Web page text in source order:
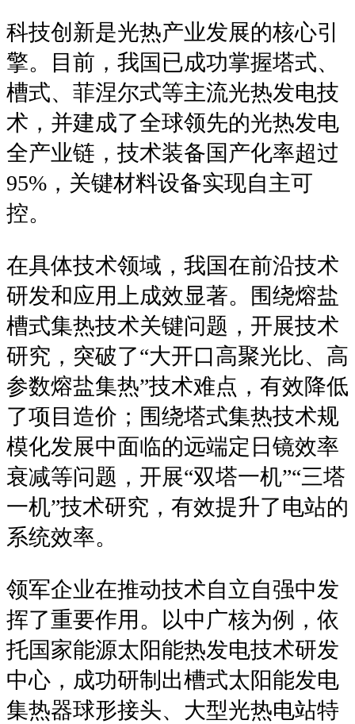
科技创新是光热产业发展的核心引
擎。目前，我国已成功掌握塔式、
槽式、菲涅尔式等主流光热发电技
术，并建成了全球领先的光热发电
全产业链，技术装备国产化率超过
95%，关键材料设备实现自主可
控。
在具体技术领域，我国在前沿技术
研发和应用上成效显著。围绕熔盐
槽式集热技术关键问题，开展技术
研究，突破了“大开口高聚光比、高
参数熔盐集热”技术难点，有效降低
了项目造价；围绕塔式集热技术规
模化发展中面临的远端定日镜效率
衰减等问题，开展“双塔一机”“三塔
一机”技术研究，有效提升了电站的
系统效率。
领军企业在推动技术自立自强中发
挥了重要作用。以中广核为例，依
托国家能源太阳能热发电技术研发
中心，成功研制出槽式太阳能发电
集热器球形接头、大型光热电站特